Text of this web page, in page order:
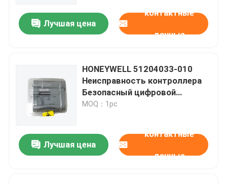
Лучшая цена
контактные
данные
HONEYWELL 51204033-010
Неисправность контроллера
Безопасный цифровой
выходный модуль
MOQ：1pc
Лучшая цена
контактные
данные